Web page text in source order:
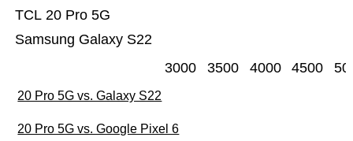
Samsung Galaxy S22
TCL 20 Pro 5G
3000 3500 4000 4500
20 Pro 5G vs. Galaxy S22
20 Pro 5G vs. Google Pixel 6